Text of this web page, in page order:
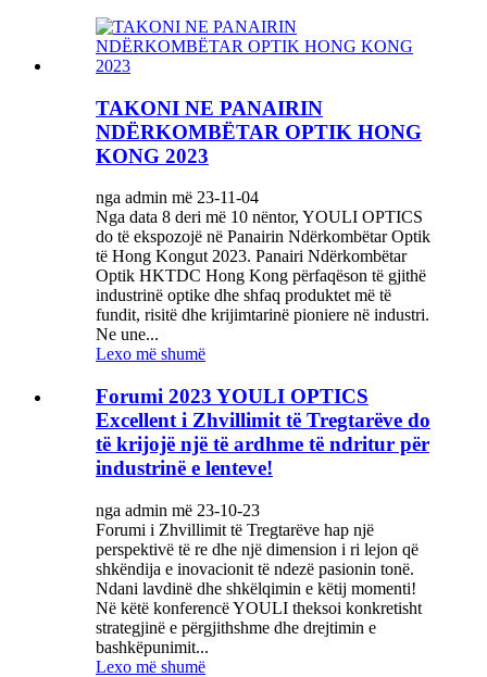
TAKONI NE PANAIRIN
NDËRKOMBËTAR OPTIK HONG
KONG 2023
nga admin më 23-11-04
Nga data 8 deri më 10 nëntor, YOULI OPTICS
do të ekspozojë në Panairin Ndërkombëtar Optik
të Hong Kongut 2023. Panairi Ndërkombëtar
Optik HKTDC Hong Kong përfaqëson të gjithë
industrinë optike dhe shfaq produktet më të
fundit, risitë dhe krijimtarinë pioniere në industri.
Ne une...
Lexo më shumë
Forumi 2023 YOULI OPTICS
Excellent i Zhvillimit të Tregtarëve do
të krijojë një të ardhme të ndritur për
industrinë e lenteve!
nga admin më 23-10-23
Forumi i Zhvillimit të Tregtarëve hap një
perspektivë të re dhe një dimension i ri lejon që
shkëndija e inovacionit të ndezë pasionin tonë.
Ndani lavdinë dhe shkëlqimin e këtij momenti!
Në këtë konferencë YOULI theksoi konkretisht
strategjinë e përgjithshme dhe drejtimin e
bashkëpunimit...
Lexo më shumë